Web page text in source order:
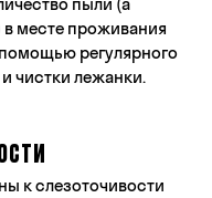
месте проживания
регулярного
чистки лежанки.
к слезоточивости